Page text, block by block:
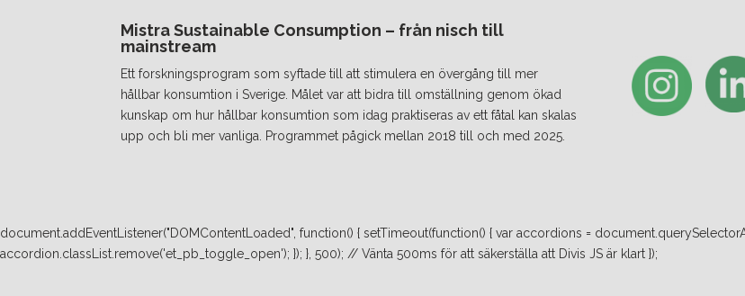
Mistra Sustainable Consumption – från nisch till
mainstream
Ett forskningsprogram som syftade till att stimulera en övergång till mer
hållbar konsumtion i Sverige. Målet var att bidra till omställning genom ökad
kunskap om hur hållbar konsumtion som idag praktiseras av ett fåtal kan skalas
upp och bli mer vanliga. Programmet pågick mellan 2018 till och med 2025.
document.addEventListener("DOMContentLoaded", function() { setTimeout(function() { var accordions =
accordion.classList.remove('et_pb_toggle_open'); }); }, 500); // Vänta 500ms för att säkerställa att Divis JS är klart });